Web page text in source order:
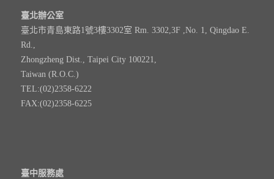
臺北辦公室
臺北市青島東路1號3樓3302室 Rm. 3302,3F ,No. 1, Qingdao E.
Rd.,
Zhongzheng Dist., Taipei City 100221,
Taiwan (R.O.C.)
TEL:(02)2358-6222
FAX:(02)2358-6225
臺中服務處